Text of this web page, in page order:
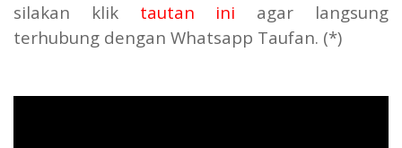
silakan klik tautan ini agar langsung
terhubung dengan Whatsapp Taufan. (*)